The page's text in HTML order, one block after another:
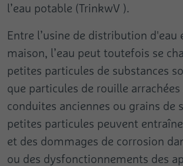
l’eau potable (TrinkwV ).
Entre l’usine de distribution d'eau
maison, l’eau peut toutefois se
petites particules de substances
que particules de rouille arrachées
conduites anciennes ou grains de
petites particules peuvent
et des dommages de corrosion
ou des dysfonctionnements des